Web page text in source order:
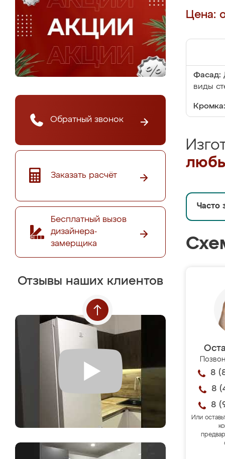
Обратный звонок
Заказать расчёт
Бесплатный вызов
дизайнера-
замерщика
Отзывы наших клиентов
Цена:
Фасад:
виды
Кромка:
Часто
8
8
8
Или